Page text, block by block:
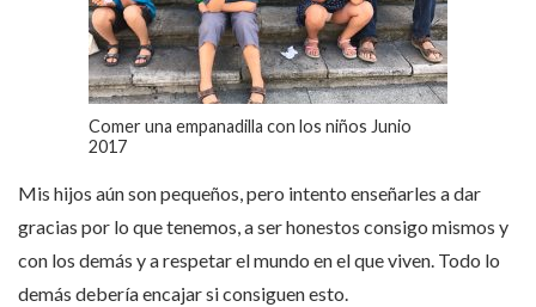
Comer una empanadilla con los niños Junio
2017
Mis hijos aún son pequeños, pero intento enseñarles a dar
gracias por lo que tenemos, a ser honestos consigo mismos y
con los demás y a respetar el mundo en el que viven. Todo lo
demás debería encajar si consiguen esto.